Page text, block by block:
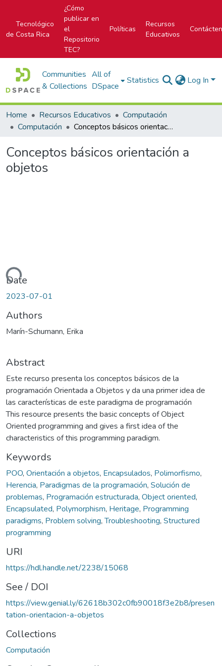
Tecnológico
de Costa Rica
¿Cómo
publicar en
el
Repositorio
TEC?
Políticas
Recursos
Educativos
Communities
& Collections
All of
DSpace
Statistics Log In
Home Recursos Educativos
Computación
Computación
Conceptos básicos orientación a objetos
Conceptos básicos orientación a
objetos
Loading...
Date
2023-07-01
Authors
Marín-Schumann, Erika
Abstract
Este recurso presenta los conceptos básicos de la
programación Orientada a Objetos y da una primer idea de
las características de este paradigma de programación
This resource presents the basic concepts of Object
Oriented programming and gives a first idea of ​​the
characteristics of this programming paradigm.
Keywords
POO, Orientación a objetos, Encapsulados, Polimorfismo,
Herencia, Paradigmas de la programación, Solución de
problemas, Programación estructurada, Object oriented,
Encapsulated, Polymorphism, Heritage, Programming
paradigms, Problem solving,Troubleshooting, Structured
programming
URI
https://hdl.handle.net/2238/15068
See / DOI
https://view.genial.ly/62618b302c0fb90018f3e2b8/presen
tation-orientacion-a-objetos
Collections
Computación